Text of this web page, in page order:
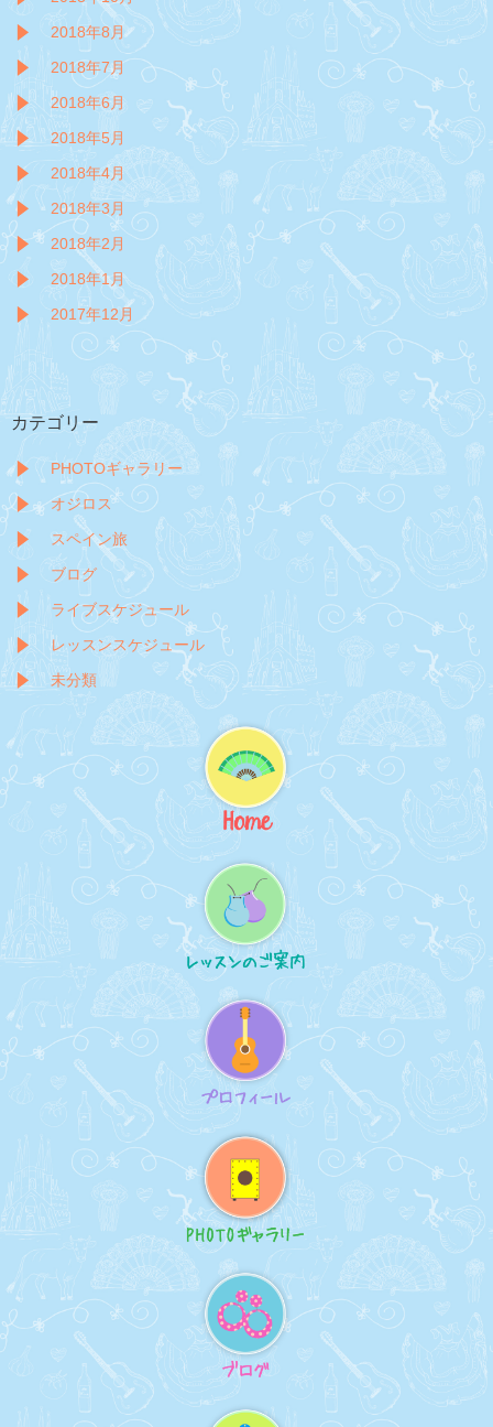
2018年8月
2018年7月
2018年6月
2018年5月
2018年4月
2018年3月
2018年2月
2018年1月
2017年12月
カテゴリー
PHOTOギャラリー
オジロス
スペイン旅
ブログ
ライブスケジュール
レッスンスケジュール
未分類